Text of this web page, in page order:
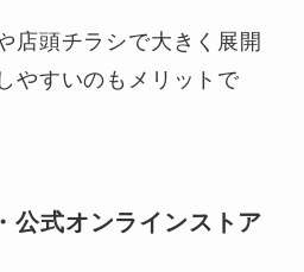
店頭チラシで大きく展開
やすいのもメリットで
公式オンラインストア